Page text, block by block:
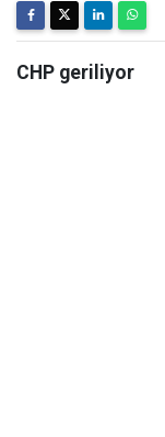
CHP geriliyor